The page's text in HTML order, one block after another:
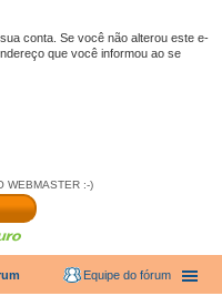
conta. Se você não alterou este e-
que você informou ao se
WEBMASTER :-)
Equipe do fórum